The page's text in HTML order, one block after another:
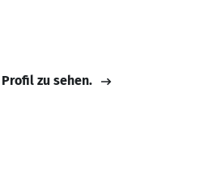
zu sehen.